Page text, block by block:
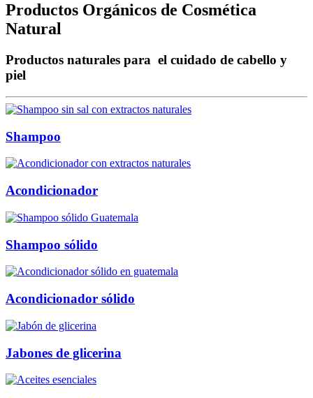
Productos Orgánicos de Cosmética
Natural
Productos naturales para el cuidado de cabello y
piel
Shampoo
Acondicionador
Shampoo sólido
Acondicionador sólido
Jabones de glicerina